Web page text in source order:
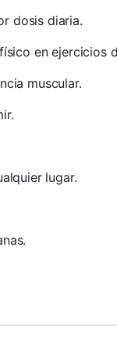
dosis diaria.
en ejercicios
muscular.
lugar.